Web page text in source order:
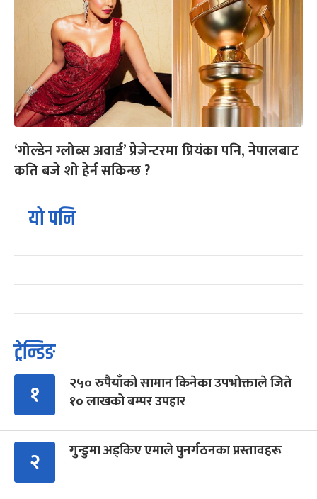
‘गोल्डेन ग्लोब्स अवार्ड’ प्रेजेन्टरमा प्रियंका पनि, नेपालबाट
कति बजे शो हेर्न सकिन्छ ?
यो पनि
ट्रेन्डिङ
१
२५० रुपैयाँको सामान किनेका उपभोक्ताले जिते
१० लाखको बम्पर उपहार
२ गुन्डुमा अड्किए एमाले पुनर्गठनका प्रस्तावहरू